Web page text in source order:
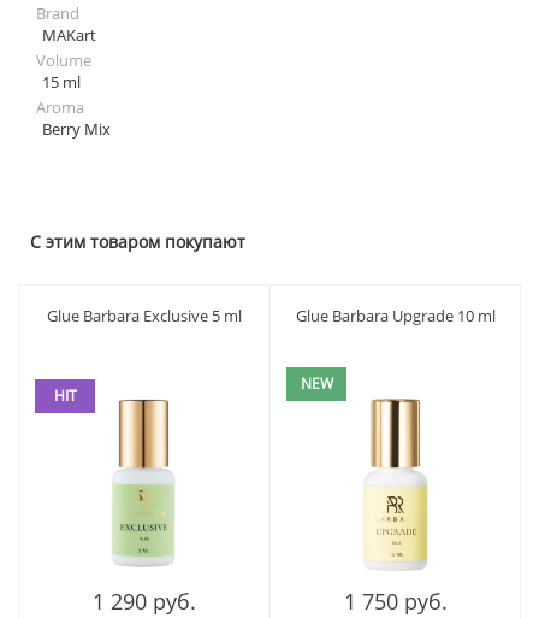
Brand
MAKart
Volume
15 ml
Aroma
Berry Mix
С этим товаром покупают
Glue Barbara Exclusive 5 ml
HIT
1 290 руб.
Glue Barbara Upgrade 10 ml
NEW
1 750 руб.